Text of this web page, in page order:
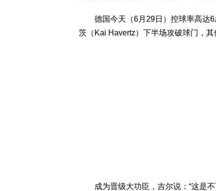
德国今天（6月29日）控球率高达6
茨（Kai Havertz）下半场攻破球门，其
成为晋级大功臣，吉尔说：“这是不